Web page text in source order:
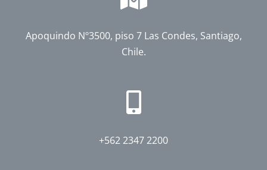
Apoquindo Nº3500, piso 7 Las Condes, Santiago,
Chile.
+562 2347 2200